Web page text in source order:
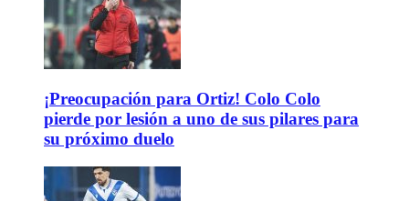
¡Preocupación para Ortiz! Colo Colo
pierde por lesión a uno de sus pilares para
su próximo duelo